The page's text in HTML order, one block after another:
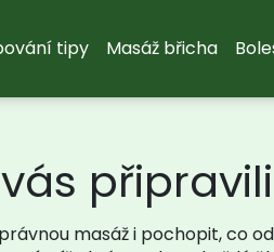
tipy Masáž břicha
masáž i pochopit, co